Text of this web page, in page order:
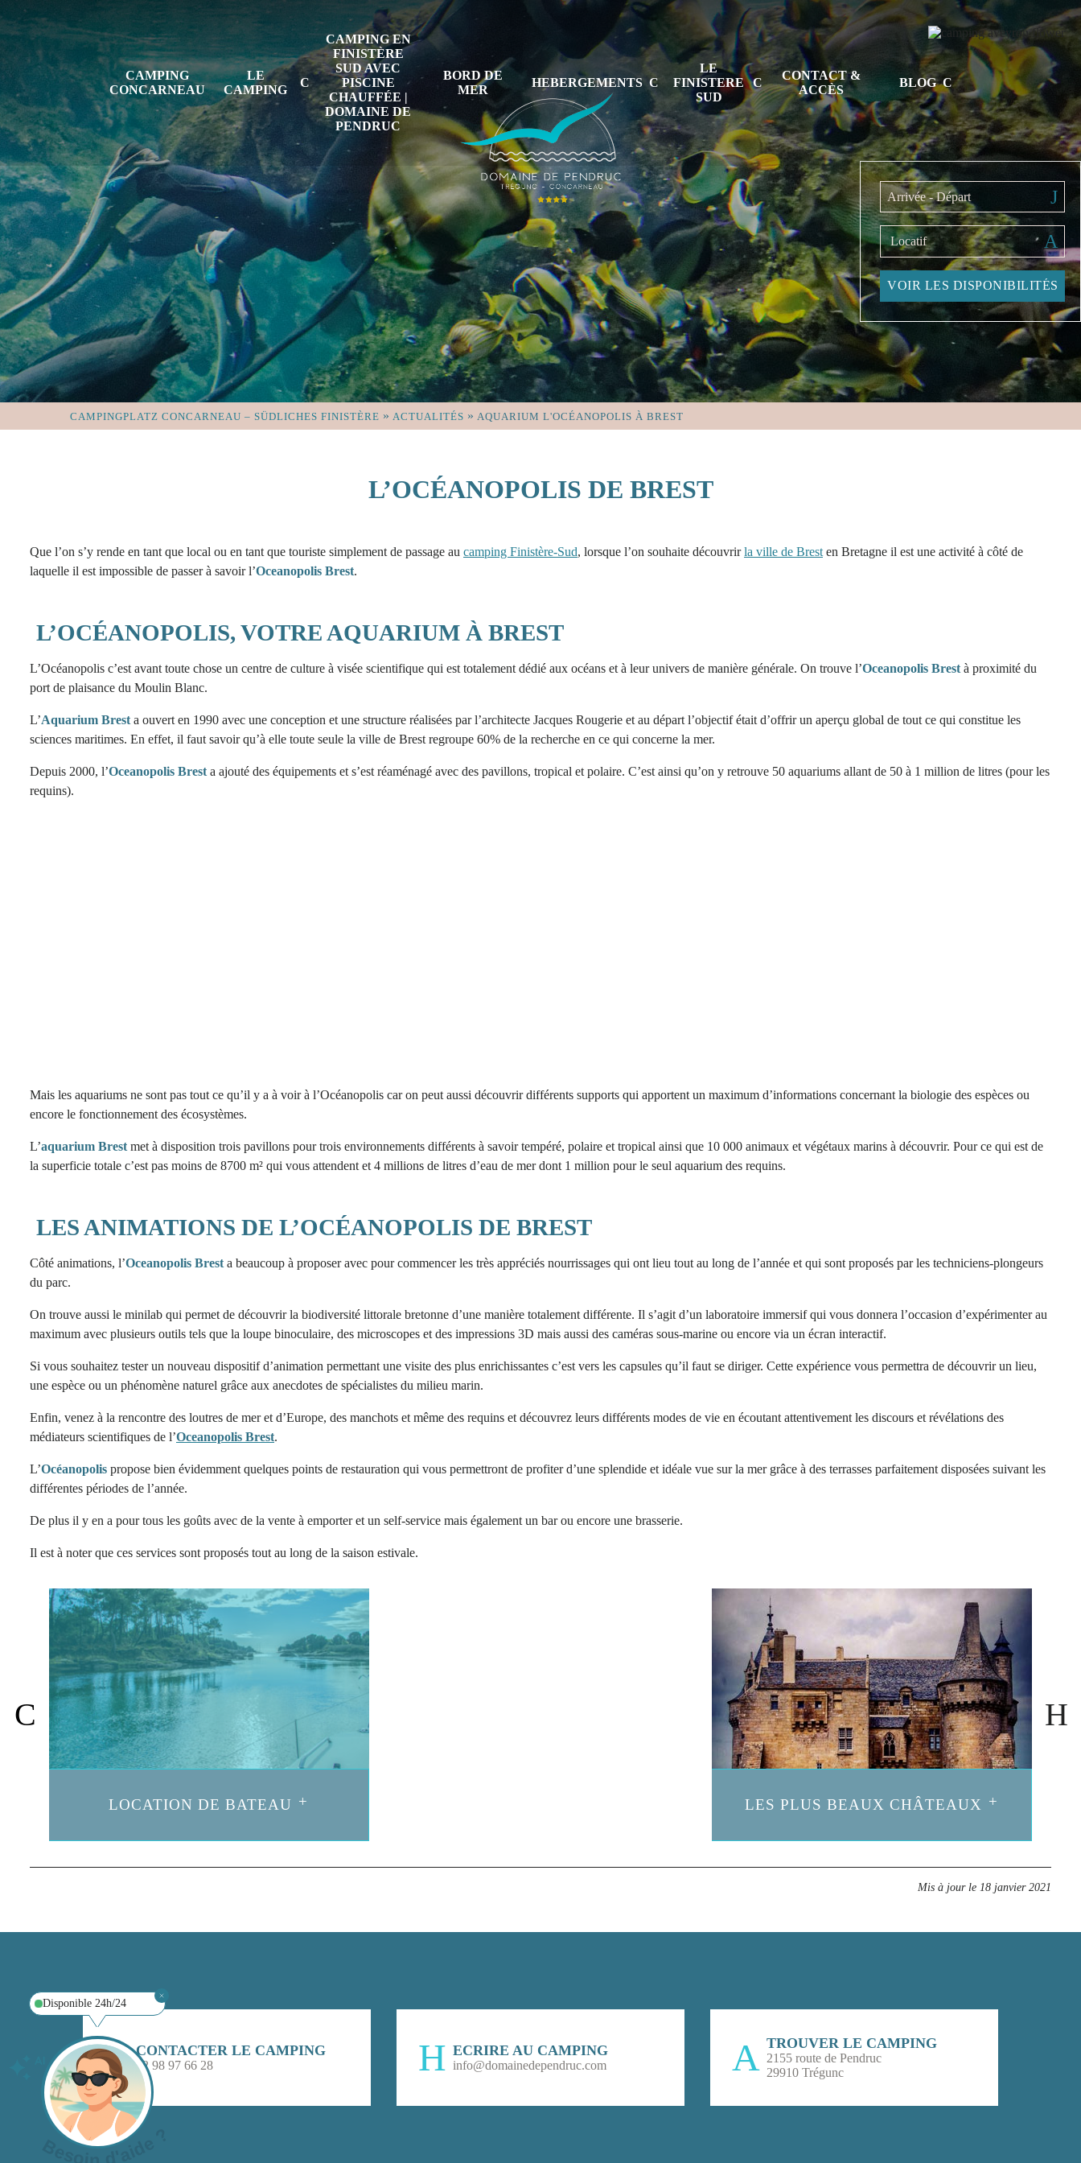
CAMPING
CONCARNEAU
LE
CAMPING
CAMPING EN
FINISTÈRE
SUD AVEC
PISCINE
CHAUFFÉE |
DOMAINE DE
PENDRUC
BORD DE
MER
HEBERGEMENTS
LE
FINISTERE
SUD
CONTACT &
ACCÈS
BLOG
Arrivée - Départ
CAMPINGPLATZ CONCARNEAU – SÜDLICHES FINISTÈRE » ACTUALITÉS » AQUARIUM L'OCÉANOPOLIS À BREST
L’OCÉANOPOLIS DE BREST
Que l’on s’y rende en tant que local ou en tant que touriste simplement de passage au camping Finistère-Sud, lorsque l’on souhaite découvrirla ville de Brest en Bretagne il est une activité à côté de
laquelle il est impossible de passer à savoir l’Oceanopolis Brest.
L’OCÉANOPOLIS, VOTRE AQUARIUM À BREST
L’Océanopolis c’est avant toute chose un centre de culture à visée scientifique qui est totalement dédié aux océans et à leur univers de manière générale. On trouve l’Oceanopolis Brest à proximité du
port de plaisance du Moulin Blanc.
L’Aquarium Brest a ouvert en 1990 avec une conception et une structure réalisées par l’architecte Jacques Rougerie et au départ l’objectif était d’offrir un aperçu global de tout ce qui constitue les
sciences maritimes. En effet, il faut savoir qu’à elle toute seule la ville de Brest regroupe 60% de la recherche en ce qui concerne la mer.
Depuis 2000, l’Oceanopolis Brest a ajouté des équipements et s’est réaménagé avec des pavillons, tropical et polaire. C’est ainsi qu’on y retrouve 50 aquariums allant de 50 à 1 million de litres (pour les
requins).
Mais les aquariums ne sont pas tout ce qu’il y a à voir à l’Océanopolis car on peut aussi découvrir différents supports qui apportent un maximum d’informations concernant la biologie des espèces ou
encore le fonctionnement des écosystèmes.
L’aquarium Brest met à disposition trois pavillons pour trois environnements différents à savoir tempéré, polaire et tropical ainsi que 10 000 animaux et végétaux marins à découvrir. Pour ce qui est de
la superficie totale c’est pas moins de 8700 m² qui vous attendent et 4 millions de litres d’eau de mer dont 1 million pour le seul aquarium des requins.
LES ANIMATIONS DE L’OCÉANOPOLIS DE BREST
Côté animations, l’Oceanopolis Brest a beaucoup à proposer avec pour commencer les très appréciés nourrissages qui ont lieu tout au long de l’année et qui sont proposés par les techniciens-plongeurs
du parc.
On trouve aussi le minilab qui permet de découvrir la biodiversité littorale bretonne d’une manière totalement différente. Il s’agit d’un laboratoire immersif qui vous donnera l’occasion d’expérimenter au
maximum avec plusieurs outils tels que la loupe binoculaire, des microscopes et des impressions 3D mais aussi des caméras sous-marine ou encore via un écran interactif.
Si vous souhaitez tester un nouveau dispositif d’animation permettant une visite des plus enrichissantes c’est vers les capsules qu’il faut se diriger. Cette expérience vous permettra de découvrir un lieu,
une espèce ou un phénomène naturel grâce aux anecdotes de spécialistes du milieu marin.
Enfin, venez à la rencontre des loutres de mer et d’Europe, des manchots et même des requins et découvrez leurs différents modes de vie en écoutant attentivement les discours et révélations des
médiateurs scientifiques de l’Oceanopolis Brest.
L’Océanopolis propose bien évidemment quelques points de restauration qui vous permettront de profiter d’une splendide et idéale vue sur la mer grâce à des terrasses parfaitement disposées suivant les
différentes périodes de l’année.
De plus il y en a pour tous les goûts avec de la vente à emporter et un self-service mais également un bar ou encore une brasserie.
Il est à noter que ces services sont proposés tout au long de la saison estivale.
LOCATION DE BATEAU LES PLUS BEAUX CHÂTEAUX
Mis à jour le 18 janvier 2021
CONTACTER LE CAMPING
02 98 97 66 28
ECRIRE AU CAMPING
info@domainedependruc.com
TROUVER LE CAMPING
2155 route de Pendruc
29910 Trégunc
Disponible 24h/24
Besoin d'aide ?